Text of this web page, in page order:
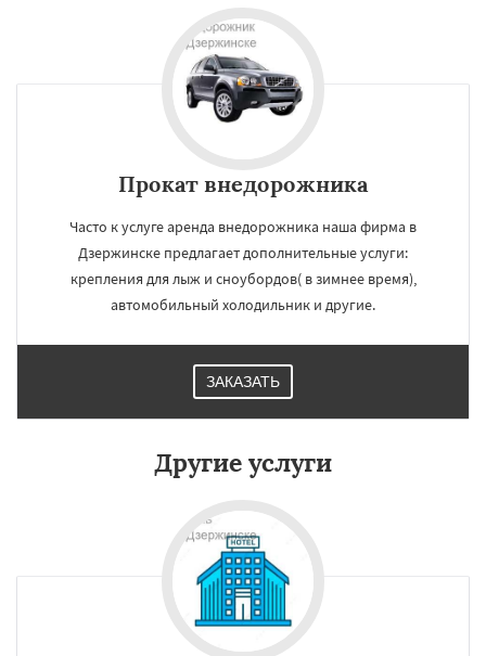
Ивантеевка
Королев
Красноармейск
Краснозаводск
Кубинка Куровское
Прокат внедорожника
Часто к услуге аренда внедорожника наша фирма в
Дзержинске предлагает дополнительные услуги:
крепления для лыж и сноубордов( в зимнее время),
автомобильный холодильник и другие.
ЗАКАЗАТЬ
Другие услуги
УЗНАТЬ ПОДРОБНЕЕ
Даю согласие на обработку персональных данных